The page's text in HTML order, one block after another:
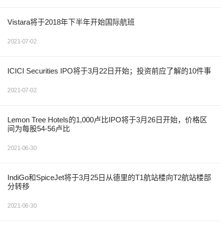
Vistara将于2018年下半年开始国际航班
2021-07-02
ICICI Securities IPO将于3月22日开始；投资前应了解的10件事
2021-07-02
Lemon Tree Hotels的1,000卢比IPO将于3月26日开始，价格区
间为每股54-56卢比
2021-06-30
IndiGo和SpiceJet将于3月25日从德里的T1航站楼向T2航站楼部
分转移
2021-06-30